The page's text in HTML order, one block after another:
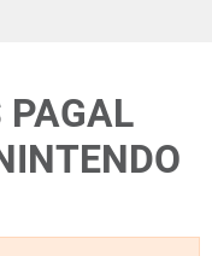
PAGAL